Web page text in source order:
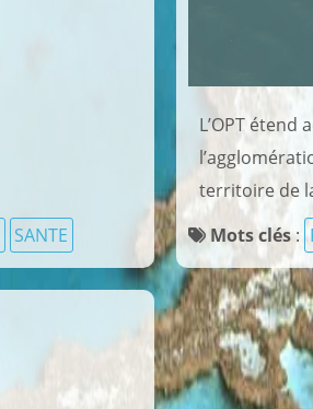
SANTE
L’OPT étend
territoire de
Mots clés: